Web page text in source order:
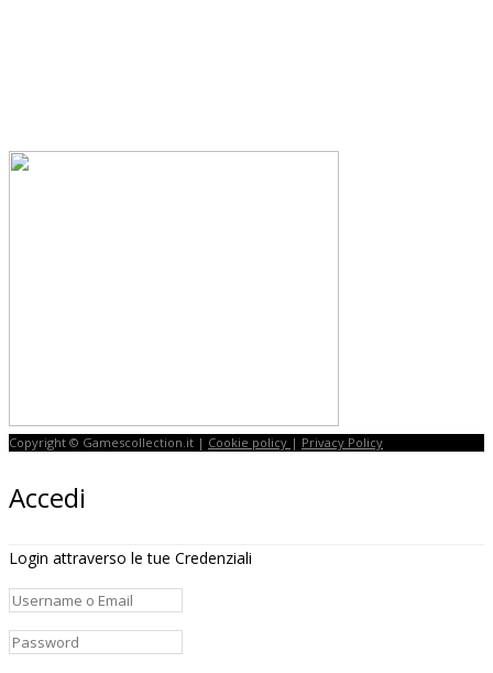
Copyright © Gamescollection.it | Cookie policy | Privacy Policy
Accedi
Login attraverso le tue Credenziali